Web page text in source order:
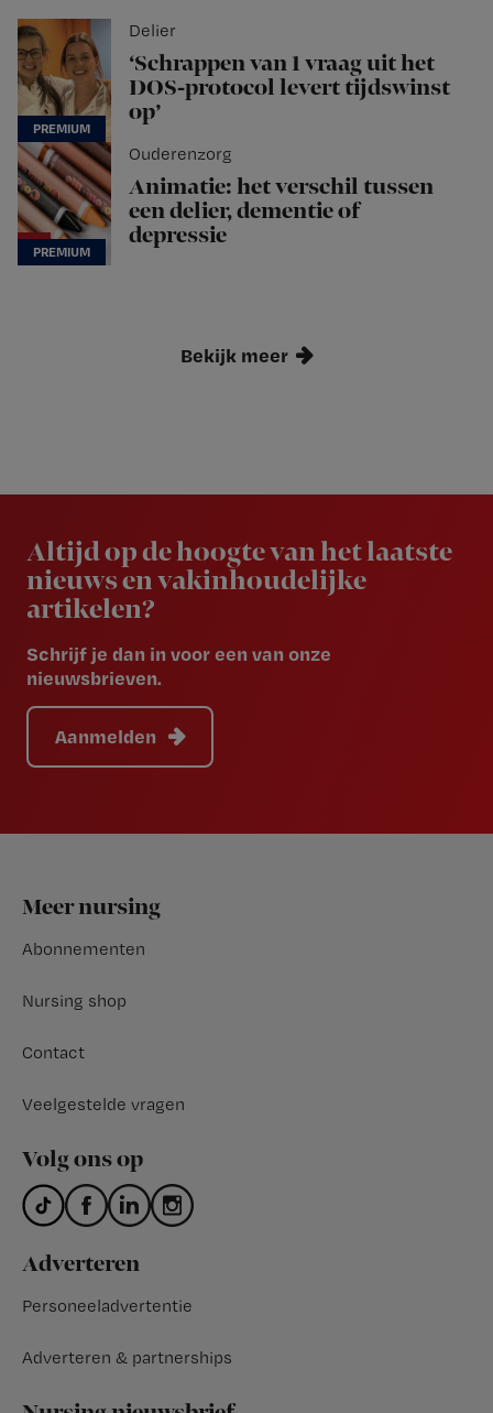
Delier
‘Schrappen van 1 vraag uit het
DOS-protocol levert tijdswinst
op’
Ouderenzorg
Animatie: het verschil tussen
een delier, dementie of
depressie
Bekijk meer
Altijd op de hoogte van het laatste
nieuws en vakinhoudelijke
artikelen?
Schrijf je dan in voor een van onze
nieuwsbrieven.
Aanmelden
Footer
Meer nursing
Abonnementen
Nursing shop
Contact
Veelgestelde vragen
Volg ons op
Adverteren
Personeeladvertentie
Adverteren & partnerships